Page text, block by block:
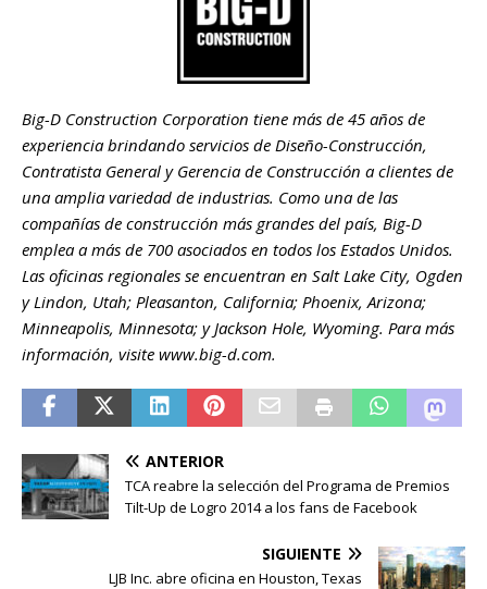
Big-D Construction Corporation tiene más de 45 años de
experiencia brindando servicios de Diseño-Construcción,
Contratista General y Gerencia de Construcción a clientes de
una amplia variedad de industrias. Como una de las
compañías de construcción más grandes del país, Big-D
emplea a más de 700 asociados en todos los Estados Unidos.
Las oficinas regionales se encuentran en Salt Lake City, Ogden
y Lindon, Utah; Pleasanton, California; Phoenix, Arizona;
Minneapolis, Minnesota; y Jackson Hole, Wyoming. Para más
información, visite www.big-d.com.
ANTERIOR
TCA reabre la selección del Programa de Premios
Tilt-Up de Logro 2014 a los fans de Facebook
SIGUIENTE
LJB Inc. abre oficina en Houston, Texas